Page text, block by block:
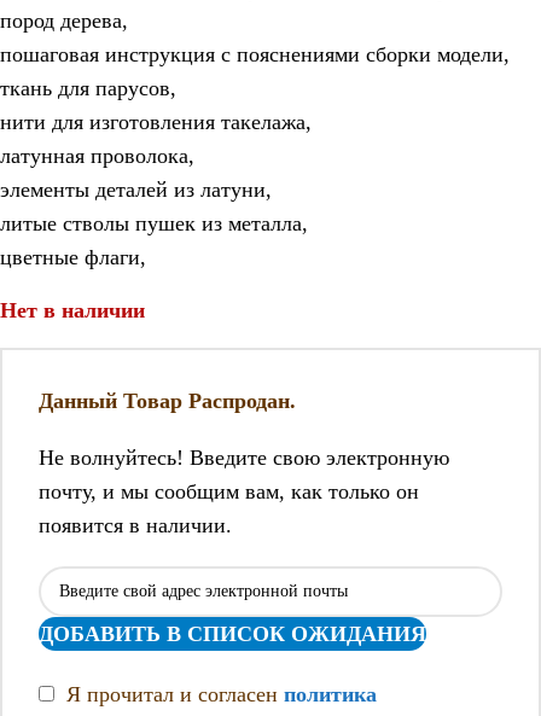
пород дерева,
пошаговая инструкция с пояснениями сборки модели,
ткань для парусов,
нити для изготовления такелажа,
латунная проволока,
элементы деталей из латуни,
литые стволы пушек из металла,
цветные флаги,
Нет в наличии
Данный Товар Распродан.
Не волнуйтесь! Введите свою электронную
почту, и мы сообщим вам, как только он
появится в наличии.
ДОБАВИТЬ В СПИСОК ОЖИДАНИЯ
Я прочитал и согласен политика